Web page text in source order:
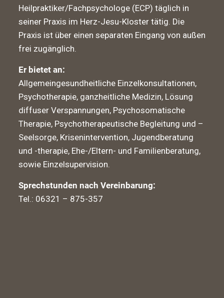
Heilpraktiker/Fachpsychologe (ECP) täglich in
seiner Praxis im Herz-Jesu-Kloster tätig. Die
Praxis ist über einen separaten Eingang von außen
frei zugänglich.
Er bietet an:
Allgemeingesundheitliche Einzelkonsultationen,
Psychotherapie, ganzheitliche Medizin, Lösung
diffuser Verspannungen, Psychosomatische
Therapie, Psychotherapeutische Begleitung und –
Seelsorge, Krisenintervention, Jugendberatung
und -therapie, Ehe-/Eltern- und Familienberatung,
sowie Einzelsupervision.
Sprechstunden nach Vereinbarung:
Tel.: 06321 – 875-357